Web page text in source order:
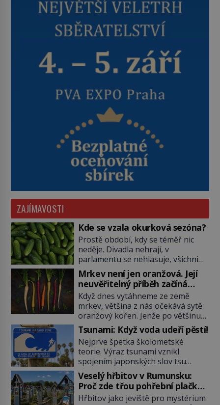
ZAJÍMAVOSTI
Kde se vzala okurková sezóna?
Prostě období, kdy se téměř nic
neděje. Divadla nehrají, v
parlamentu se nehlasuje, všichni
jsou na dovolené a média tak
nemají o čem mluvit a psát. A
vymýšlejí si proto témata, které
nikoho nezajímají. Proč je však ona
letní doba spojovaná zrovna s
okurkami? Okurkovou sezónu
známe už od poloviny 19. století,
ovšem jako Češi […]
Mrkev není jen oranžová. Její
neuvěřitelný příběh začíná
fialovou barvou
Když dnes vytáhneme ze země
mrkev, většina z nás očekává sytě
oranžový kořen. Jenže po většinu
své historie je mrkev všechno
možné, jen ne oranžová. Je fialová,
žlutá, bílá, někdy dokonce téměř
černá. Až díky stovkám let
pečlivého šlechtění se z ní stává
zelenina, bez které si českou
zahradu ani nedokážeme
představit. Její příběh je […]
Tsunami: Když voda udeří pěstí!
Nejprve špetka školometské
teorie. Výraz tsunami vznikl
spojením japonských slov tsu
(přístav) a nami (vlna). Jedná se o
dlouhou vlnu, která je na volném
moři takřka nepostřehnutelná.
Ačkoli je vlnová délka tsunami i 300
Veselý hřbitov v Rumunsku:
Proč zde třou pohřební plačky
bídu s nouzí?
Hřbitov jako jeviště pro mystérium